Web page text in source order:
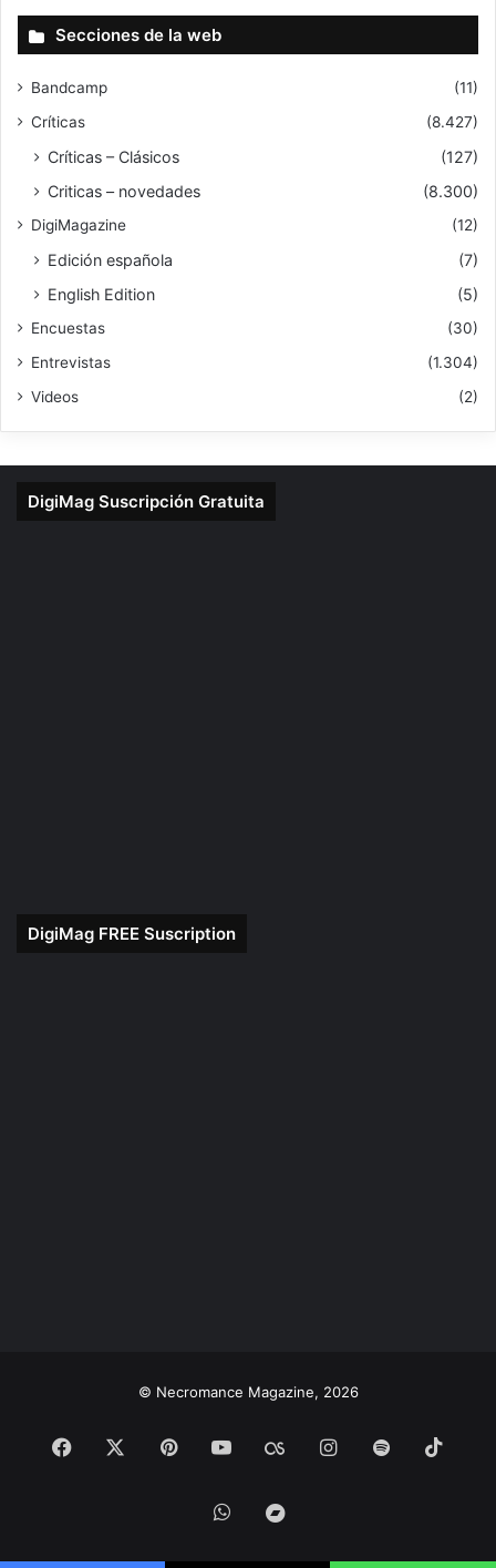
Secciones de la web
Bandcamp
(11)
Críticas
(8.427)
Críticas – Clásicos
(127)
Criticas – novedades
(8.300)
DigiMagazine (12)
Edición española
(7)
English Edition
(5)
Encuestas
(30)
Entrevistas
(1.304)
Videos
(2)
DigiMag Suscripción Gratuita
DigiMag FREE Suscription
© Necromance Magazine, 2026
Facebook PinterestYouTubeLast.FMInstagram
Spotify
WhatsAppBandcamp